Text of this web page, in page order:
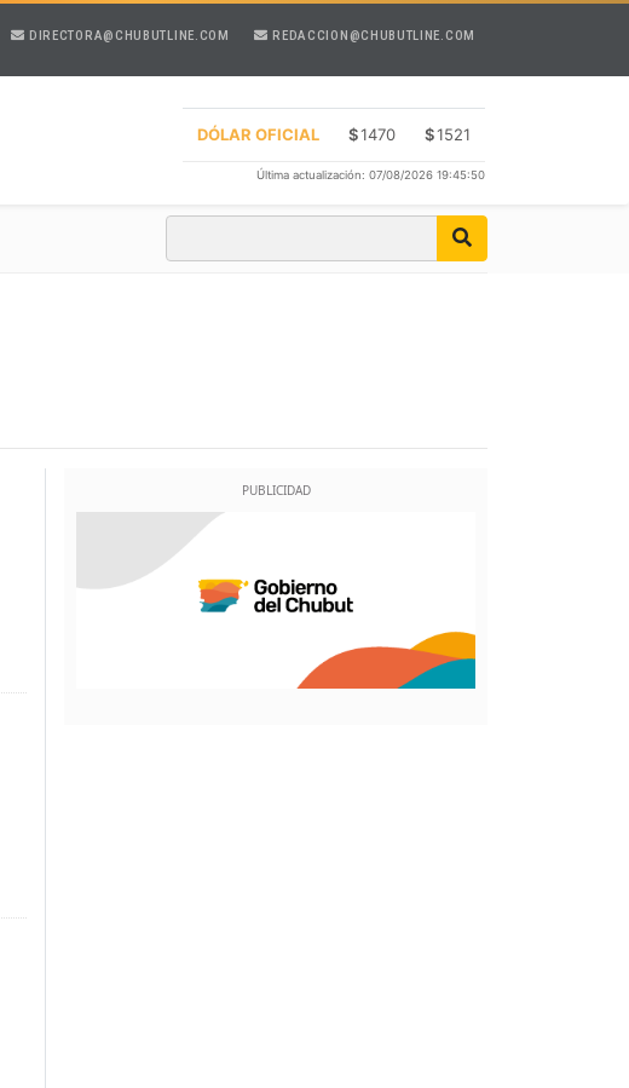
DIRECTORA@CHUBUTLINE.COM REDACCION@CHUBUTLINE.COM
DÓLAR OFICIAL $1470 $1521
Última actualización: 07/08/2026 19:45:50